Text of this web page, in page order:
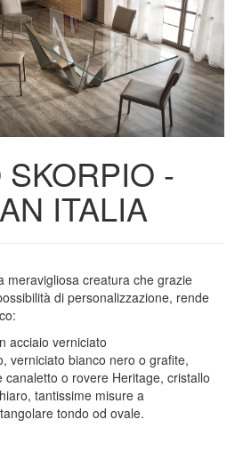
SKORPIO -
ITALIA
meravigliosa creatura che grazie
di personalizzazione, rende
acciaio verniciato
verniciato bianco nero o grafite,
canaletto o rovere Heritage, cristallo
tantissime misure a
tondo od ovale.